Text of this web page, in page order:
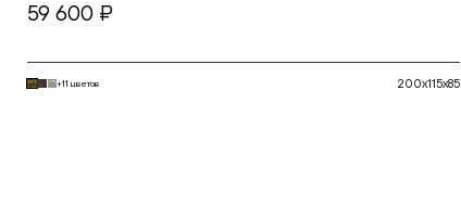
59 600 ₽
+11 цветов 200x115x85